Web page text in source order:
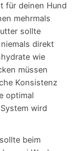
für deinen Hund
mehrmals
sollte
direkt
wie
müssen
Konsistenz
optimal
wird
beim